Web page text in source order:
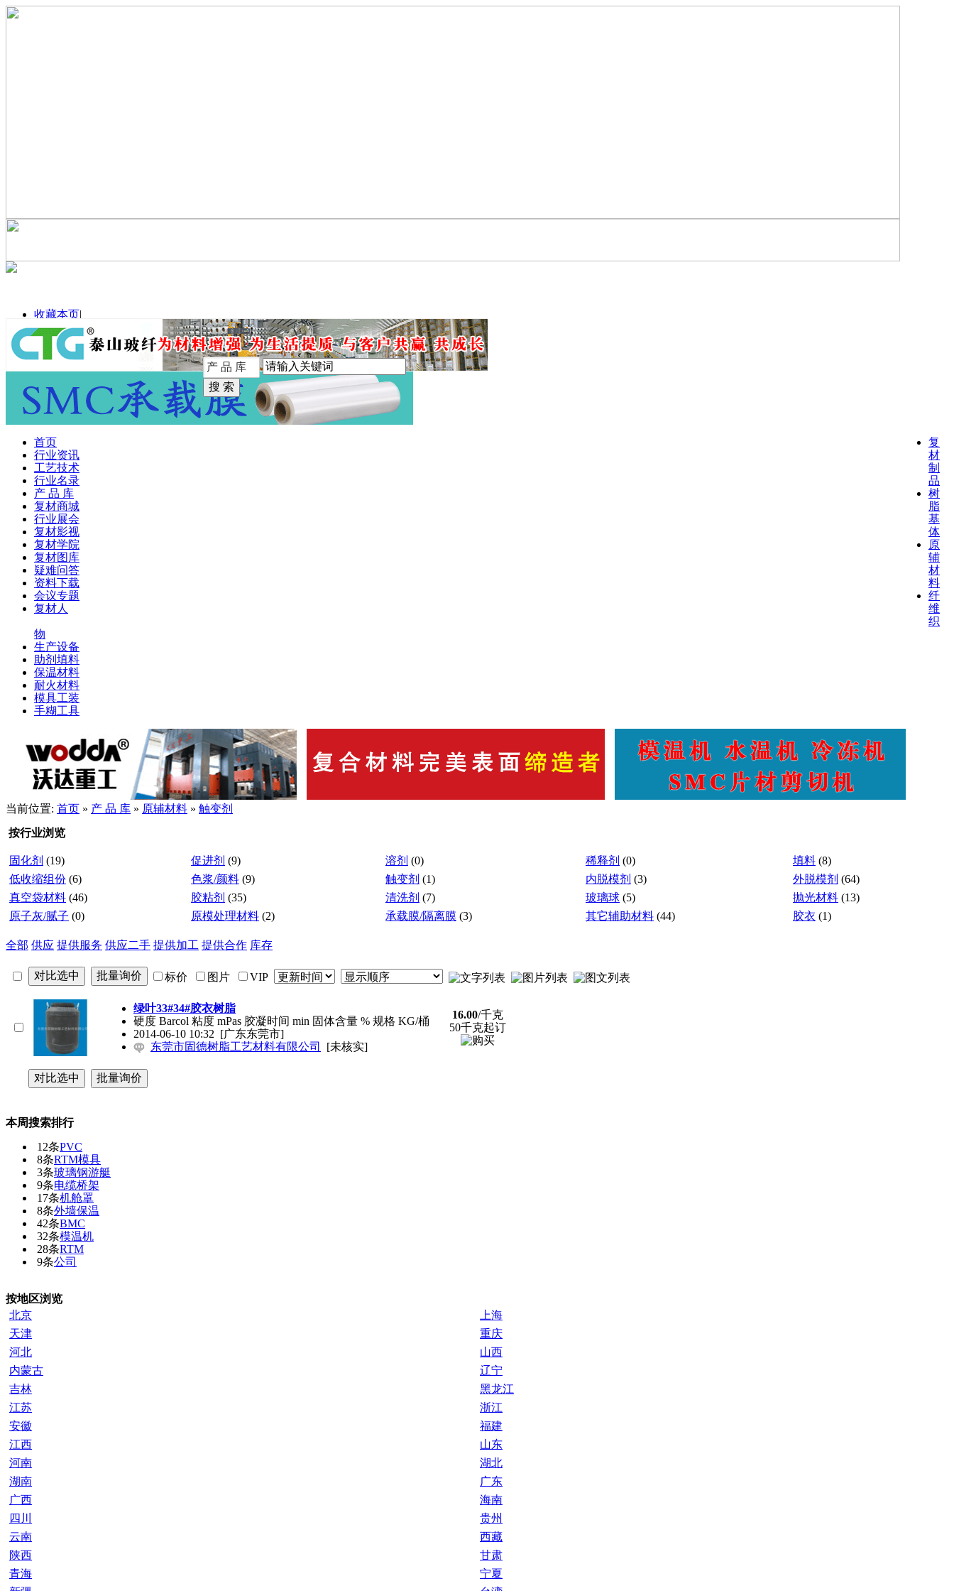
收藏本页|
手机版
首页
行业资讯
工艺技术
行业名录
产 品 库
复材商城
行业展会
复材影视
复材学院
复材图库
疑难问答
资料下载
会议专题
复材人
复
材
制
品
树
脂
基
体
原
辅
材
料
纤
维
织
物
生产设备
助剂填料
保温材料
耐火材料
模具工装
手糊工具
当前位置: 首页 » 产 品 库 » 原辅材料 » 触变剂
按行业浏览
固化剂 (19) 促进剂 (9) 溶剂 (0) 稀释剂 (0) 填料 (8)
低收缩组份 (6) 色浆/颜料 (9) 触变剂 (1) 内脱模剂 (3) 外脱模剂 (64)
真空袋材料 (46) 胶粘剂 (35) 清洗剂 (7) 玻璃球 (5) 抛光材料 (13)
原子灰/腻子 (0) 原模处理材料 (2) 承载膜/隔离膜 (3) 其它辅助材料 (44) 胶衣 (1)
全部 供应 提供服务 供应二手 提供加工 提供合作 库存
标价 图片 VIP
绿叶33#34#胶衣树脂
硬度 Barcol 粘度 mPas 胶凝时间 min 固体含量 % 规格 KG/桶
2014-06-10 10:32 [广东东莞市]
东莞市固德树脂工艺材料有限公司
[未核实]
16.00/千克
50千克起订
本周搜索排行
12条PVC
8条RTM模具
3条玻璃钢游艇
9条电缆桥架
17条机舱罩
8条外墙保温
42条BMC
32条模温机
28条RTM
9条公司
按地区浏览
北京
上海
天津
重庆
河北
山西
内蒙古
辽宁
吉林
黑龙江
江苏
浙江
安徽
福建
江西
山东
河南
湖北
湖南
广东
广西
海南
四川
贵州
云南
西藏
陕西
甘肃
青海
宁夏